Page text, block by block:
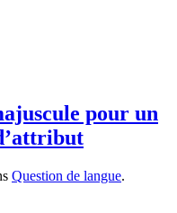
pour un
Question de langue.